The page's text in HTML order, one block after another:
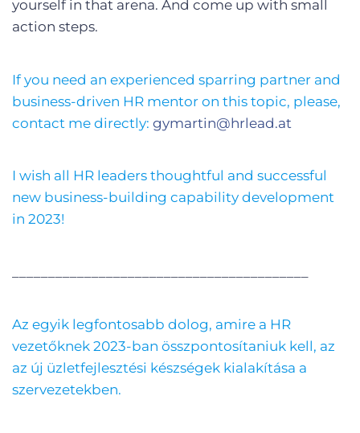
yourself in that arena. And come up with small
action steps.
If you need an experienced sparring partner and
business-driven HR mentor on this topic, please,
contact me directly: gymartin@hrlead.at
I wish all HR leaders thoughtful and successful
new business-building capability development
in 2023!
Az egyik legfontosabb dolog, amire a HR
vezetőknek 2023-ban összpontosítaniuk kell, az
az új üzletfejlesztési készségek kialakítása a
szervezetekben.